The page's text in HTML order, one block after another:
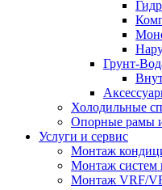
Грунт-
Холодильные
Опорные рамы
Услуги и сервис
Монтаж
Монтаж систем
Монтаж VRF/